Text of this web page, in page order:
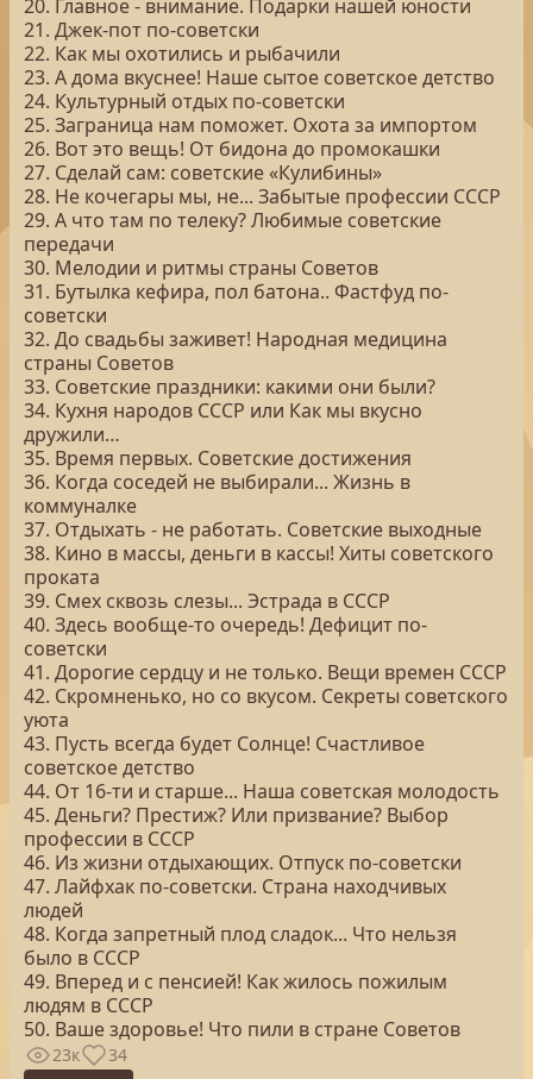
20. Главное - внимание. Подарки нашей юности
21. Джек-пот по-советски
22. Как мы охотились и рыбачили
23. А дома вкуснее! Наше сытое советское детство
24. Культурный отдых по-советски
25. Заграница нам поможет. Охота за импортом
26. Вот это вещь! От бидона до промокашки
27. Сделай сам: советские «Кулибины»
28. Не кочегары мы, не... Забытые профессии СССР
29. А что там по телеку? Любимые советские
передачи
30. Мелодии и ритмы страны Советов
31. Бутылка кефира, пол батона.. Фастфуд по-
советски
32. До свадьбы заживет! Народная медицина
страны Советов
33. Советские праздники: какими они были?
34. Кухня народов СССР или Как мы вкусно
дружили…
35. Время первых. Советские достижения
36. Когда соседей не выбирали... Жизнь в
коммуналке
37. Отдыхать - не работать. Советские выходные
38. Кино в массы, деньги в кассы! Хиты советского
проката
39. Смех сквозь слезы... Эстрада в СССР
40. Здесь вообще-то очередь! Дефицит по-
советски
41. Дорогие сердцу и не только. Вещи времен СССР
42. Скромненько, но со вкусом. Секреты советского
уюта
43. Пусть всегда будет Солнце! Счастливое
советское детство
44. От 16-ти и старше... Наша советская молодость
45. Деньги? Престиж? Или призвание? Выбор
профессии в СССР
46. Из жизни отдыхающих. Отпуск по-советски
47. Лайфхак по-советски. Страна находчивых
людей
48. Когда запретный плод сладок... Что нельзя
было в СССР
49. Вперед и с пенсией! Как жилось пожилым
людям в СССР
50. Ваше здоровье! Что пили в стране Советов
23к 34